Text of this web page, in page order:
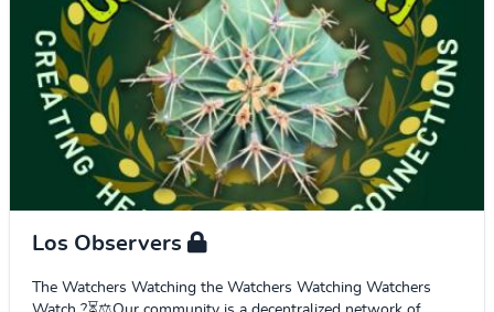
Los Observers
The Watchers Watching the Watchers Watching Watchers